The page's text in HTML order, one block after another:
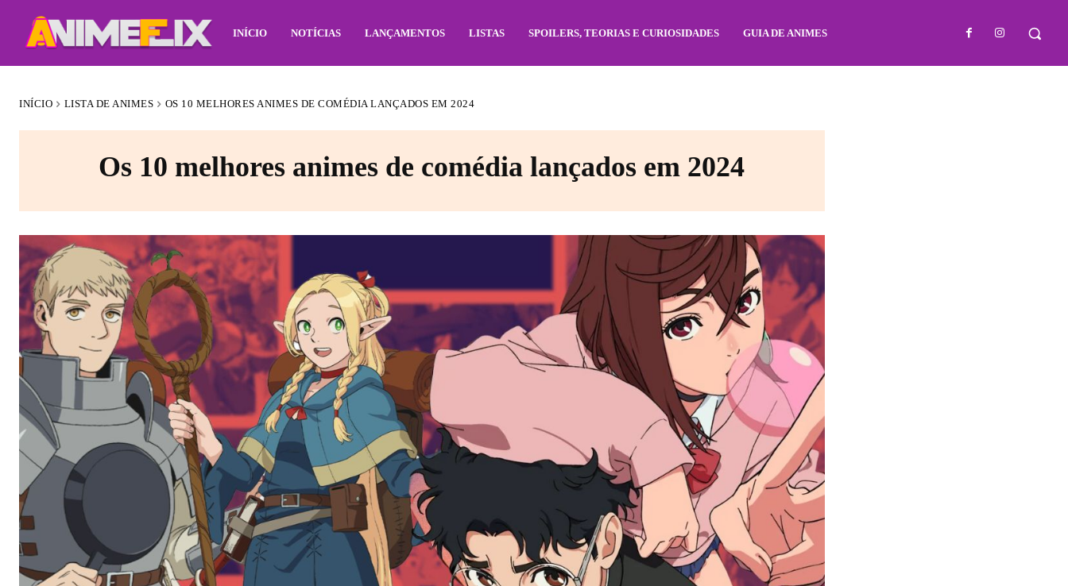
INÍCIO NOTÍCIAS LANÇAMENTOS LISTAS SPOILERS, TEORIAS E CURIOSIDADES GUIA DE ANIMES
INÍCIO LISTA DE ANIMES OS 10 MELHORES ANIMES DE COMÉDIA LANÇADOS EM 2024
Os 10 melhores animes de comédia lançados em 2024